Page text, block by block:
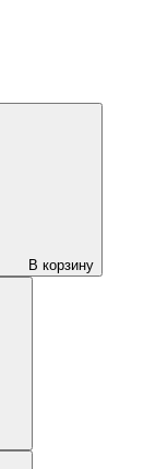
В корзину